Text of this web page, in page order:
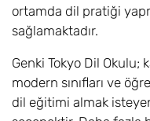
ortamda dil pratiği
sağlamaktadır.
Genki Tokyo Dil Okulu;
modern sınıfları ve
dil eğitimi almak